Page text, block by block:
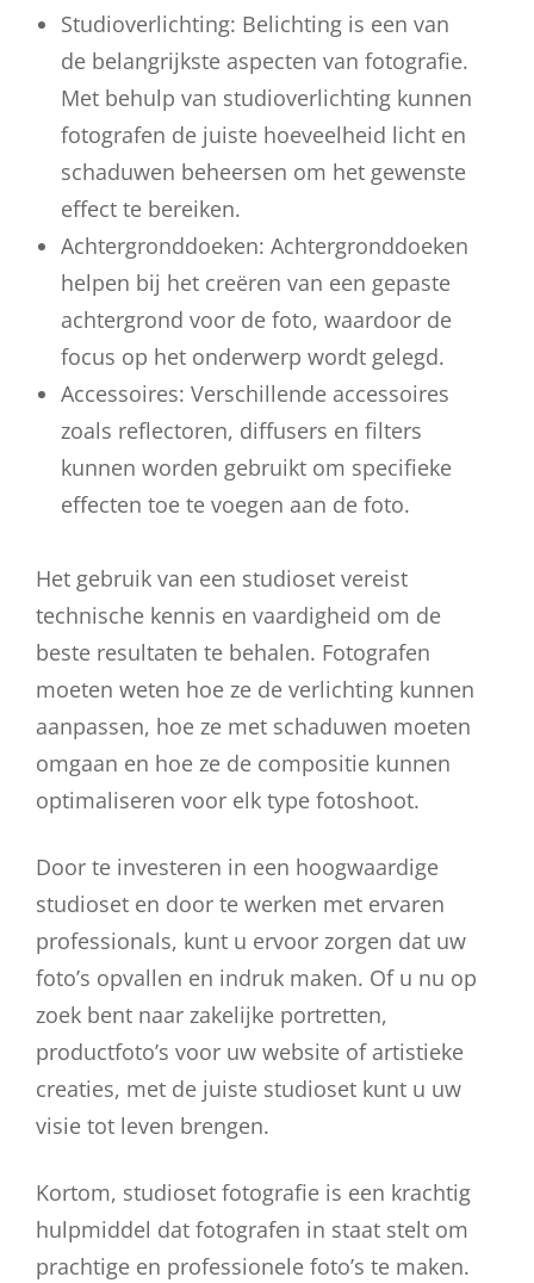
Studioverlichting: Belichting is een van
de belangrijkste aspecten van fotografie.
Met behulp van studioverlichting kunnen
fotografen de juiste hoeveelheid licht en
schaduwen beheersen om het gewenste
effect te bereiken.
Achtergronddoeken: Achtergronddoeken
helpen bij het creëren van een gepaste
achtergrond voor de foto, waardoor de
focus op het onderwerp wordt gelegd.
Accessoires: Verschillende accessoires
zoals reflectoren, diffusers en filters
kunnen worden gebruikt om specifieke
effecten toe te voegen aan de foto.
Het gebruik van een studioset vereist
technische kennis en vaardigheid om de
beste resultaten te behalen. Fotografen
moeten weten hoe ze de verlichting kunnen
aanpassen, hoe ze met schaduwen moeten
omgaan en hoe ze de compositie kunnen
optimaliseren voor elk type fotoshoot.
Door te investeren in een hoogwaardige
studioset en door te werken met ervaren
professionals, kunt u ervoor zorgen dat uw
foto’s opvallen en indruk maken. Of u nu op
zoek bent naar zakelijke portretten,
productfoto’s voor uw website of artistieke
creaties, met de juiste studioset kunt u uw
visie tot leven brengen.
Kortom, studioset fotografie is een krachtig
hulpmiddel dat fotografen in staat stelt om
prachtige en professionele foto’s te maken.